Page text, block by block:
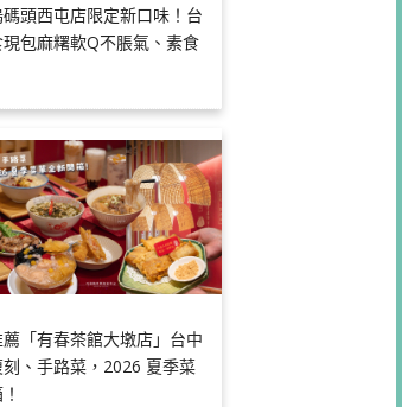
頭西屯店限定新口味！台
包麻糬軟Q不脹氣、素食
「有春茶館大墩店」台中
、手路菜，2026 夏季菜